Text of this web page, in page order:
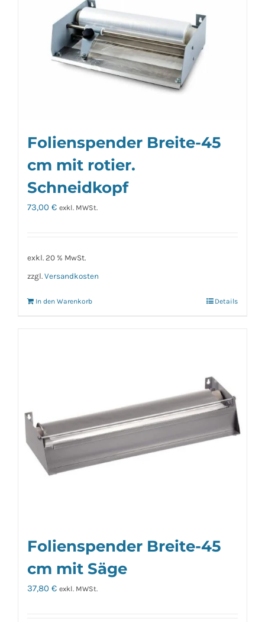
Folienspender Breite-45
cm mit rotier.
Schneidkopf
73,00 € exkl. MWSt.
exkl. 20 % MwSt.
zzgl. Versandkosten
In den Warenkorb Details
Folienspender Breite-45
cm mit Säge
37,80 € exkl. MWSt.